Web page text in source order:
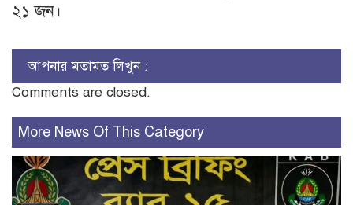
২১ জন।
আপনার মতামত লিখুন :
Comments are closed.
More News Of This Category